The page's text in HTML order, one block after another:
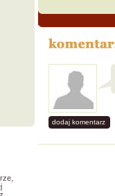
dodaj komentarz